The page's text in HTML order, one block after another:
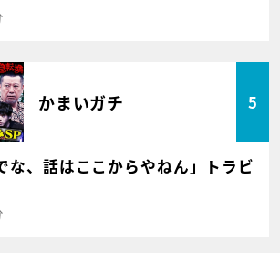
かまいガチ 5
な、話はここからやねん」トラビ